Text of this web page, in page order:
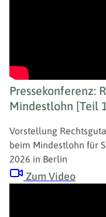
Pressekonferenz:
Mindestlohn [Teil
Vorstellung
beim Mindestlohn für
2026 in Berlin
Zum Video